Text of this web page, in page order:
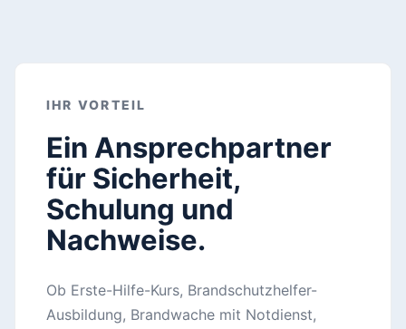
IHR VORTEIL
Ein Ansprechpartner
für Sicherheit,
Schulung und
Nachweise.
Ob Erste-Hilfe-Kurs, Brandschutzhelfer-
Ausbildung, Brandwache mit Notdienst,